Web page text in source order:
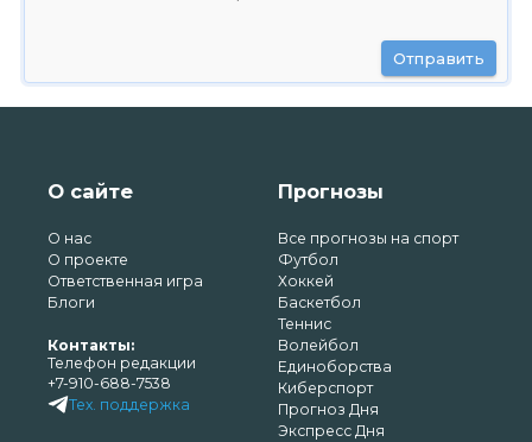
Отправить
О сайте
О нас
О проекте
Ответственная игра
Блоги
Контакты:
Телефон редакции
+7-910-688-7538
Тех. поддержка
Прогнозы
Все прогнозы на спорт
Футбол
Хоккей
Баскетбол
Теннис
Волейбол
Единоборства
Киберспорт
Прогноз Дня
Экспресс Дня